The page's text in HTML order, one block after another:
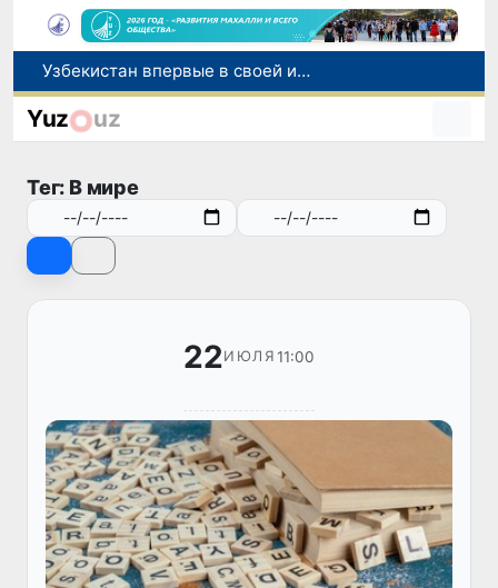
Узбекистан впервые в своей истории примет престижную Международную олимпиаду по информатике IOI 2026
Число пользователей мобильного интернета в Узбекистане за 10 лет выросло в 4,3 раза
При содействии Генконсульства Узбекистана соотечественница, перенесшая инсульт в Алматы, вернулась на родину
Yuz uz
Тег: В мире
22ИЮЛЯ 11:00